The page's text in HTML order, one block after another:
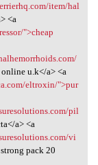
item/hal
<a
">cheap
u.k</a> <a
eltroxin/">pur
pil
a> <a
vi
pack 20